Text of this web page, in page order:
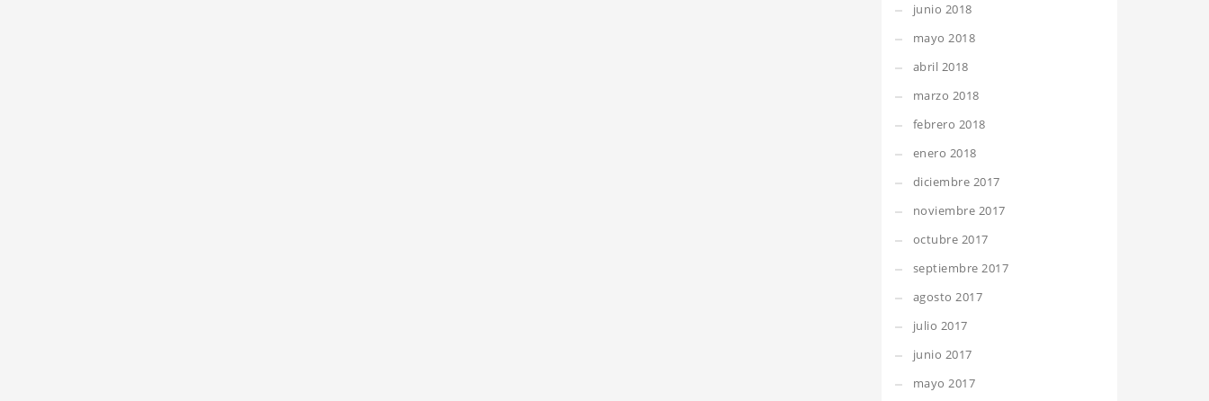
junio 2018
mayo 2018
abril 2018
marzo 2018
febrero 2018
enero 2018
diciembre 2017
noviembre 2017
octubre 2017
septiembre 2017
agosto 2017
julio 2017
junio 2017
mayo 2017